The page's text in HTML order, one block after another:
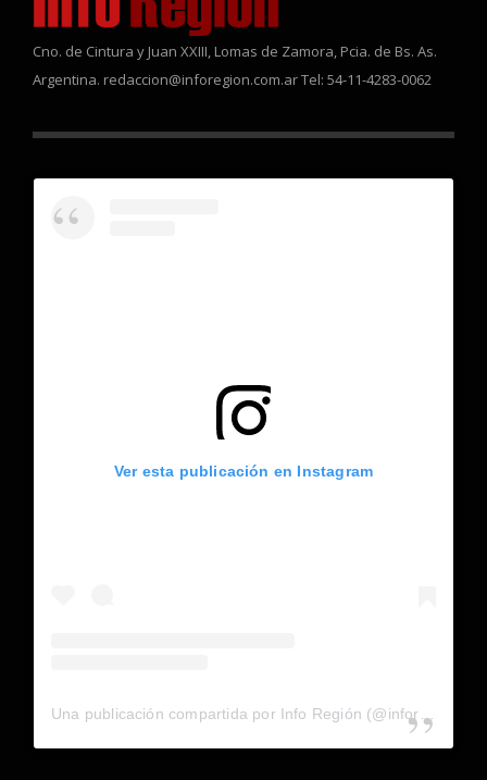
Cno. de Cintura y Juan XXIII, Lomas de Zamora, Pcia. de Bs. As.
Argentina. redaccion@inforegion.com.ar Tel: 54-11-4283-0062
Ver esta publicación en Instagram